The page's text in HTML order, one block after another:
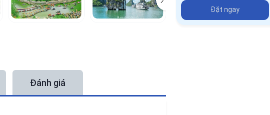
Đánh giá
Đặt ngay